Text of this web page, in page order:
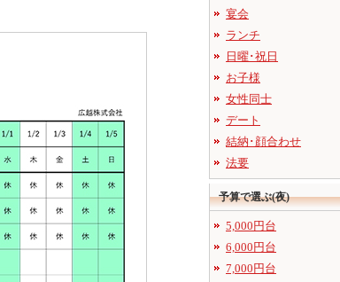
宴会
ランチ
日曜･祝日
お子様
女性同士
デート
結納･顔合わせ
法要
予算で選ぶ(夜)
5,000円台
6,000円台
7,000円台